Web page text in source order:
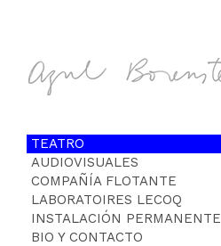
TEATRO
AUDIOVISUALES
COMPAÑÍA FLOTANTE
LABORATOIRES LECOQ
INSTALACIÓN PERMANENTE
BIO Y CONTACTO